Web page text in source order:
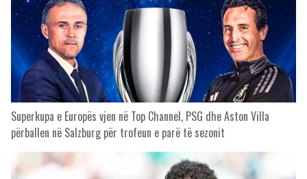
Superkupa e Europës vjen në Top Channel, PSG dhe Aston Villa
përballen në Salzburg për trofeun e parë të sezonit